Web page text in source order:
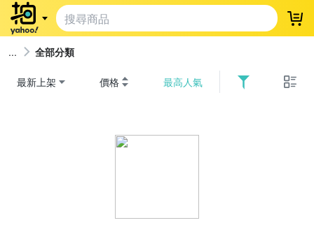
登
全部分類
最新上架 價格 最高人氣